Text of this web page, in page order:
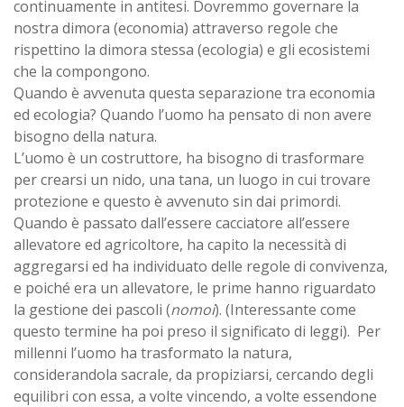
continuamente in antitesi. Dovremmo governare la
nostra dimora (economia) attraverso regole che
rispettino la dimora stessa (ecologia) e gli ecosistemi
che la compongono.
Quando è avvenuta questa separazione tra economia
ed ecologia? Quando l’uomo ha pensato di non avere
bisogno della natura.
L’uomo è un costruttore, ha bisogno di trasformare
per crearsi un nido, una tana, un luogo in cui trovare
protezione e questo è avvenuto sin dai primordi.
Quando è passato dall’essere cacciatore all’essere
allevatore ed agricoltore, ha capito la necessità di
aggregarsi ed ha individuato delle regole di convivenza,
e poiché era un allevatore, le prime hanno riguardato
la gestione dei pascoli (nomoi). (Interessante come
questo termine ha poi preso il significato di leggi). Per
millenni l’uomo ha trasformato la natura,
considerandola sacrale, da propiziarsi, cercando degli
equilibri con essa, a volte vincendo, a volte essendone